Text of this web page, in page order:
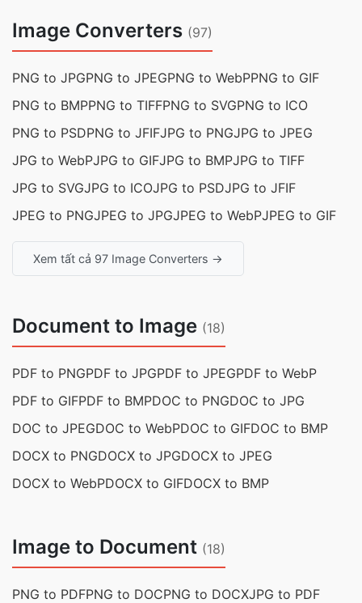
Image Converters (97)
PNG to JPGPNG to JPEGPNG to WebPPNG to GIF
PNG to BMPPNG to TIFFPNG to SVGPNG to ICO
PNG to PSDPNG to JFIFJPG to PNGJPG to JPEG
JPG to WebPJPG to GIFJPG to BMPJPG to TIFF
JPG to SVGJPG to ICOJPG to PSDJPG to JFIF
JPEG to PNGJPEG to JPGJPEG to WebPJPEG to GIF
Xem tất cả 97 Image Converters →
Document to Image (18)
PDF to PNGPDF to JPGPDF to JPEGPDF to WebP
PDF to GIFPDF to BMPDOC to PNGDOC to JPG
DOC to JPEGDOC to WebPDOC to GIFDOC to BMP
DOCX to PNGDOCX to JPGDOCX to JPEG
DOCX to WebPDOCX to GIFDOCX to BMP
Image to Document (18)
PNG to PDFPNG to DOCPNG to DOCXJPG to PDF